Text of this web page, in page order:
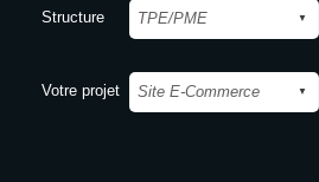
Structure
Votre projet